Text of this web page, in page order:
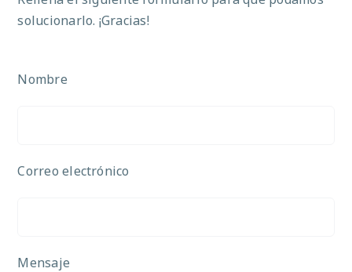
solucionarlo. ¡Gracias!
Nombre
Correo electrónico
Mensaje